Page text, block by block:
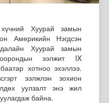
Хуурай замын
Америкийн Нэгдсэн
Хуурай замын
ээлжит IX
хотноо эхэллээ.
ээлжлэн зохион
уулзалт энэ жил
байна.